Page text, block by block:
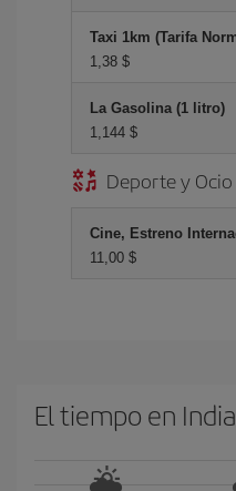
Taxi 1km (Tarifa
1,38 $
La Gasolina (1 litro)
1,144 $
Deporte y Ocio
Cine, Estreno
11,00 $
El tiempo en